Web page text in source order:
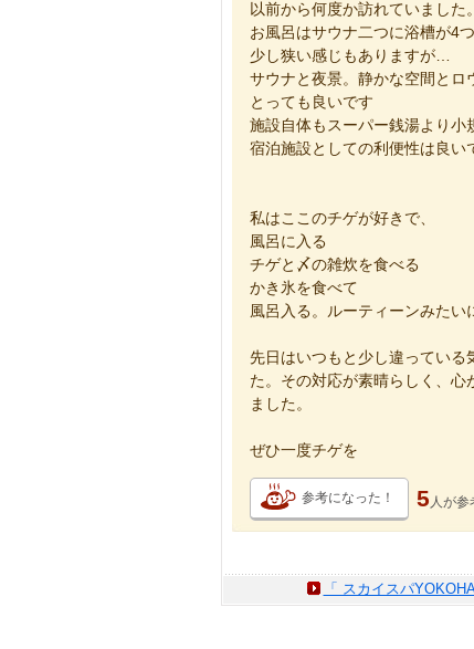
以前から何度か訪れていました。
お風呂はサウナ二つに浴槽が4つ
少し狭い感じもありますが…
サウナと夜景。静かな空間とロ
とっても良いです
施設自体もスーパー銭湯より小
宿泊施設としての利便性は良い
私はここのチゲが好きで、
風呂に入る
チゲと〆の雑炊を食べる
かき氷を食べて
風呂入る。ルーティーンみたい
先日はいつもと少し違っている
た。その対応が素晴らしく、心
ました。
ぜひ一度チゲを
参考になった！ 5 人が参
「 スカイスパ